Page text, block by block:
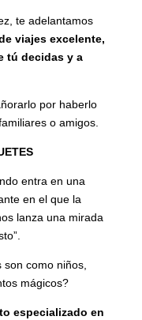
te adelantamos
viajes excelente,
tú decidas y a
por haberlo
o amigos.
entra en una
en el que la
lanza una mirada
como niños,
mágicos?
especializado en